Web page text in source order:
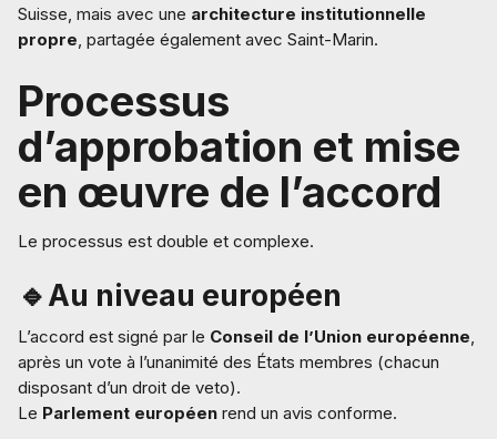
Suisse, mais avec une architecture institutionnelle
propre, partagée également avec Saint-Marin.
Processus
d’approbation et mise
en œuvre de l’accord
Le processus est double et complexe.
🔹Au niveau européen
L’accord est signé par le Conseil de l’Union européenne,
après un vote à l’unanimité des États membres (chacun
disposant d’un droit de veto).
Le Parlement européen rend un avis conforme.